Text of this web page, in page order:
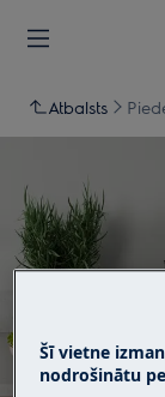
Atbalsts
Šī vietne
nodrošinātu